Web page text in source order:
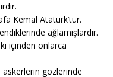
Kemal Atatürk’tür.
ağlamışlardır.
içinden onlarca
askerlerin gözlerinde